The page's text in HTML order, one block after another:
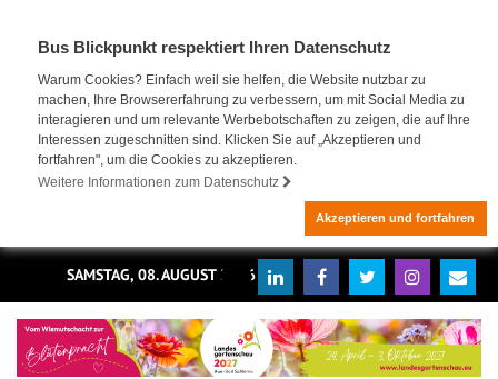
Bus Blickpunkt respektiert Ihren Datenschutz
Warum Cookies? Einfach weil sie helfen, die Website nutzbar zu
machen, Ihre Browsererfahrung zu verbessern, um mit Social Media zu
interagieren und um relevante Werbebotschaften zu zeigen, die auf Ihre
Interessen zugeschnitten sind. Klicken Sie auf „Akzeptieren und
fortfahren", um die Cookies zu akzeptieren.
Weitere Informationen zum Datenschutz
Akzeptieren und fortfahren
SAMSTAG, 08. AUGUST 2026